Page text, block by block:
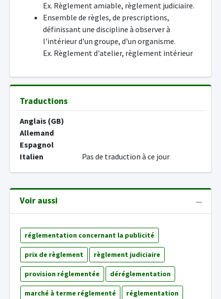
Ex. Règlement amiable, règlement judiciaire.
Ensemble de règles, de prescriptions,
définissant une discipline à observer à
l'intérieur d'un groupe, d'un organisme.
Ex. Règlement d'atelier, règlement intérieur
Traductions
Anglais (GB)
Allemand
Espagnol
Italien
Pas de traduction à ce jour
Voir aussi
réglementation concernant la publicité
prix de règlement règlement judiciaire
provision réglementée déréglementation
marché à terme réglementé réglementation